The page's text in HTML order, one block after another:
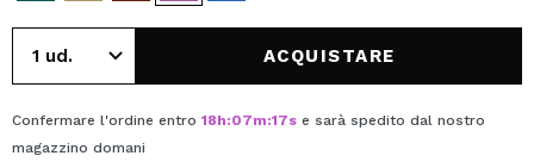
ACQUISTARE
Confermare l'ordine entro 18h:07m:17s e sarà spedito dal nostro
magazzino domani